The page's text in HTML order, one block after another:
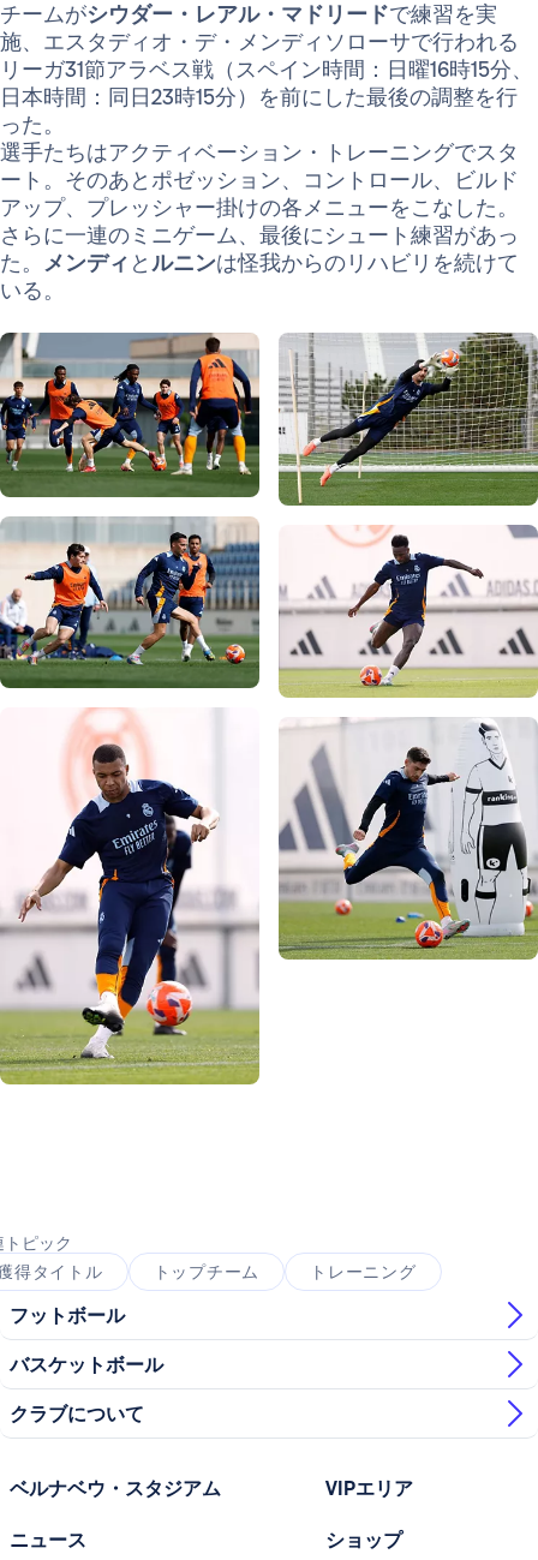
チームがシウダー・レアル・マドリードで練習を実
施、エスタディオ・デ・メンディソローサで行われる
リーガ31節アラベス戦（スペイン時間：日曜16時15分、
日本時間：同日23時15分）を前にした最後の調整を行
った。
選手たちはアクティベーション・トレーニングでスタ
ート。そのあとポゼッション、コントロール、ビルド
アップ、プレッシャー掛けの各メニューをこなした。
さらに一連のミニゲーム、最後にシュート練習があっ
た。
メンディ と ルニンは怪我からのリハビリを続けて
いる。
トピック
得タイトル
トップチーム トレーニング
フットボール
バスケットボール
クラブについて
ベルナベウ・スタジアム
ニュース
VIPエリア
ショップ